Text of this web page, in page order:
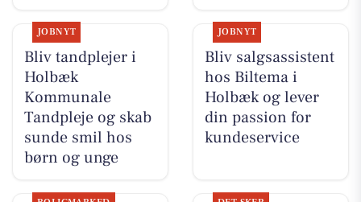
JOBNYT
Bliv tandplejer i
Holbæk
Kommunale
Tandpleje og skab
sunde smil hos
børn og unge
JOBNYT
Bliv salgsassistent
hos Biltema i
Holbæk og lever
din passion for
kundeservice